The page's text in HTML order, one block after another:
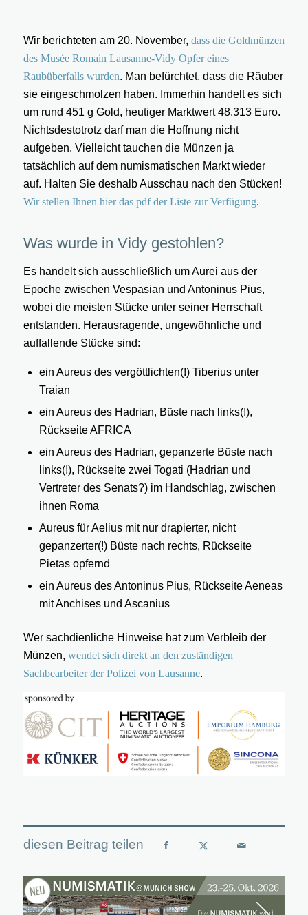
Wir berichteten am 20. November, dass die Goldmünzen
des Musée Romain Lausanne-Vidy Opfer eines
Raubüberfalls wurden. Man befürchtet, dass die Räuber
sie eingeschmolzen haben. Immerhin handelt es sich
um rund 451 g Gold, heutiger Marktwert 48.313 Euro.
Nichtsdestotrotz darf man die Hoffnung nicht
aufgeben. Vielleicht tauchen die Münzen ja
tatsächlich auf dem numismatischen Markt wieder
auf. Halten Sie deshalb Ausschau nach den Stücken!
Wir stellen Ihnen hier das pdf der Liste zur Verfügung.
Was wurde in Vidy gestohlen?
Es handelt sich ausschließlich um Aurei aus der
Epoche zwischen Vespasian und Antoninus Pius,
wobei die meisten Stücke unter seiner Herrschaft
entstanden. Herausragende, ungewöhnliche und
auffallende Stücke sind:
ein Aureus des vergöttlichten(!) Tiberius unter
Traian
ein Aureus des Hadrian, Büste nach links(!),
Rückseite AFRICA
ein Aureus des Hadrian, gepanzerte Büste nach
links(!), Rückseite zwei Togati (Hadrian und
Vertreter des Senats?) im Handschlag, zwischen
ihnen Roma
Aureus für Aelius mit nur drapierter, nicht
gepanzerter(!) Büste nach rechts, Rückseite
Pietas opfernd
ein Aureus des Antoninus Pius, Rückseite Aeneas
mit Anchises und Ascanius
Wer sachdienliche Hinweise hat zum Verbleib der
Münzen, wendet sich direkt an den zuständigen
Sachbearbeiter der Polizei von Lausanne.